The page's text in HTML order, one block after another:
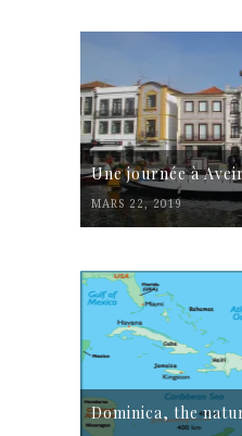
Une journée à
MARS 22, 2019
Dominica, the